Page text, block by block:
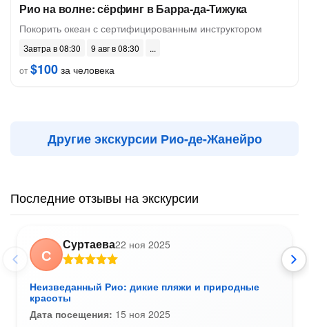
Рио на волне: сёрфинг в Барра-да-Тижука
Покорить океан с сертифицированным инструктором
Завтра в 08:30
9 авг в 08:30
от$100 за человека
Другие экскурсии Рио-де-Жанейро
Последние отзывы на экскурсии
С
Суртаева22 ноя 2025
Неизведанный Рио: дикие пляжи и природные
красоты
Дата посещения: 15 ноя 2025